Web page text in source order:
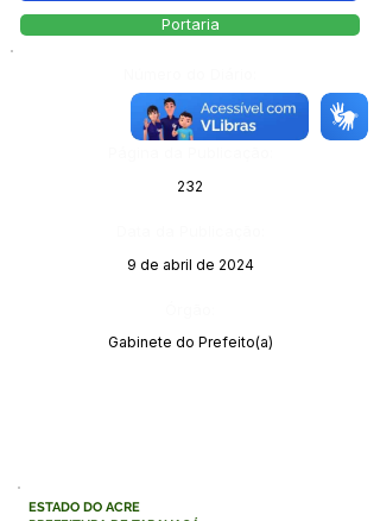
Portaria
13749
232
9 de abril de 2024
Gabinete do Prefeito(a)
ESTADO DO ACRE